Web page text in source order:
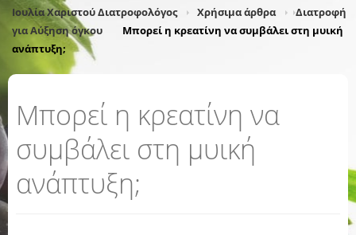
Ιουλία Χαριστού Διατροφολόγος Χρήσιμα άρθρα
Διατροφή
για Αύξηση όγκου
Μπορεί η κρεατίνη να συμβάλει στη μυική
ανάπτυξη;
Μπορεί η κρεατίνη να
συμβάλει στη μυική
ανάπτυξη;